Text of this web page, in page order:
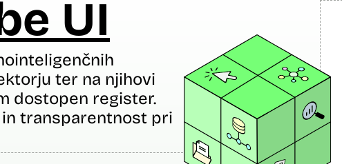
UI
ter na njihovi
dostopen register.
transparentnost pri